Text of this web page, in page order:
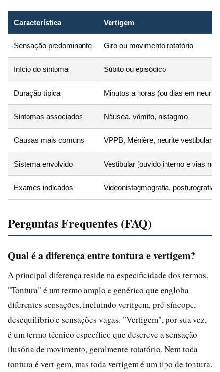
Característica Vertigem
Sensação predominante Giro ou movimento rotatório
Início do sintoma Súbito ou episódico
Duração típica Minutos a horas (ou dias em
Sintomas associados Náusea, vômito, nistagmo
Causas mais comuns VPPB, Ménière, neurite vestibular,
Sistema envolvido Vestibular (ouvido interno e vias
Exames indicados Videonistagmografia,
Perguntas Frequentes (FAQ)
Qual é a diferença entre tontura e vertigem?
A principal diferença reside na especificidade dos termos.
"Tontura" é um termo amplo e genérico que engloba
diferentes sensações, incluindo vertigem, pré-síncope,
desequilíbrio e sensações vagas. "Vertigem", por sua vez,
é um termo técnico específico que descreve a sensação
ilusória de movimento, geralmente rotatório. Nem toda
tontura é vertigem, mas toda vertigem é um tipo de tontura.